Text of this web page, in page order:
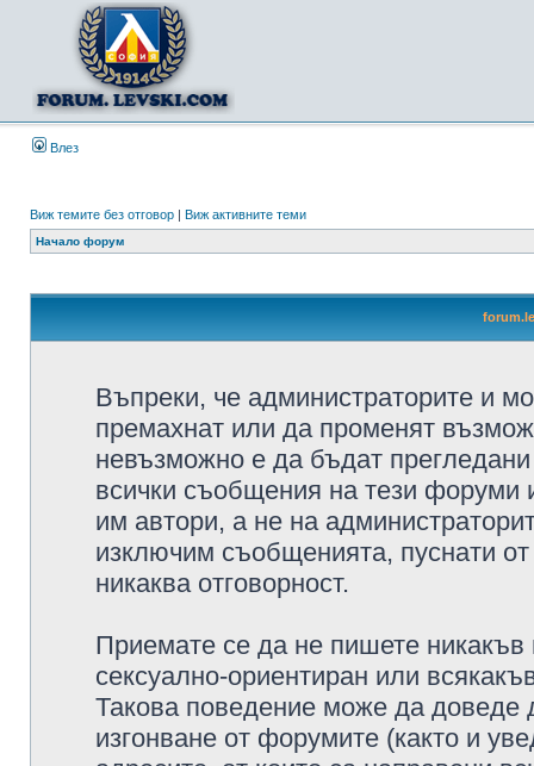
Влез
Виж темите без отговор | Виж активните теми
Начало форум
Въпреки, че администраторите и
премахнат или да променят
невъзможно е да бъдат
всички съобщения на тези форуми
им автори, а не на
изключим съобщенията, пуснати
никаква отговорност.
Приемате се да не пишете никакъв
сексуално-ориентиран или
Такова поведение може да доведе
изгонване от форумите (както и